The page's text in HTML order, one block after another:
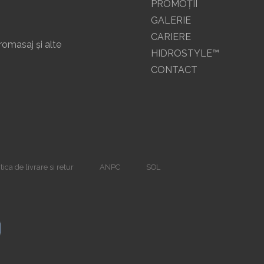
și alte
PROMOŢII
GALERIE
CARIERE
HIDROSTYLE™
CONTACT
de livrare si retur ANPC SOL